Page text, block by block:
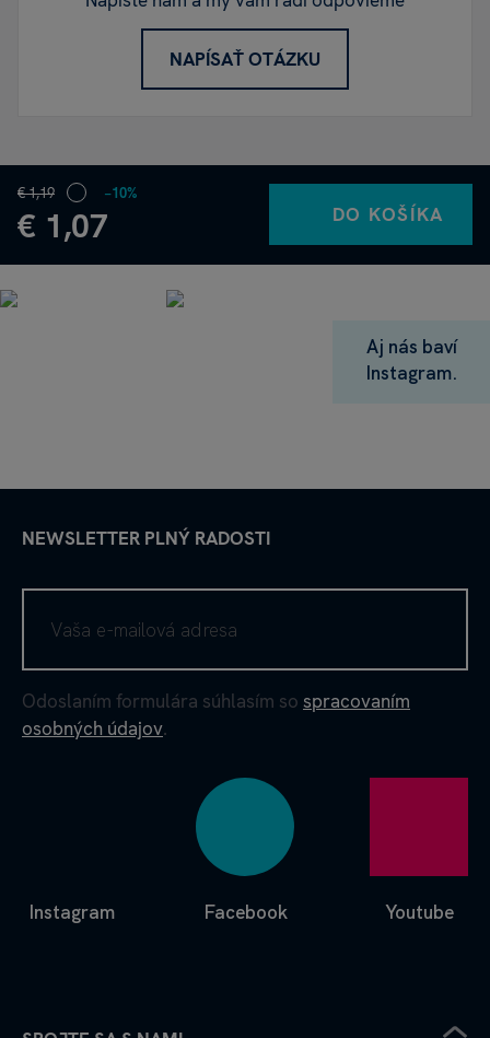
NAPÍSAŤ OTÁZKU
€ 1,19
€ 1,07
−10%
DO KOŠÍKA
Aj nás baví
Instagram.
NEWSLETTER PLNÝ RADOSTI
Odoslaním formulára súhlasím so spracovaním
osobných údajov.
Facebook
Instagram Youtube